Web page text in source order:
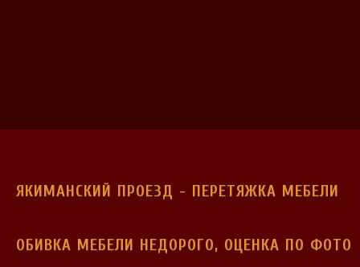
ЯКИМАНСКИЙ ПРОЕЗД - ПЕРЕТЯЖКА МЕБЕЛИ
ОБИВКА МЕБЕЛИ НЕДОРОГО, ОЦЕНКА ПО ФОТО